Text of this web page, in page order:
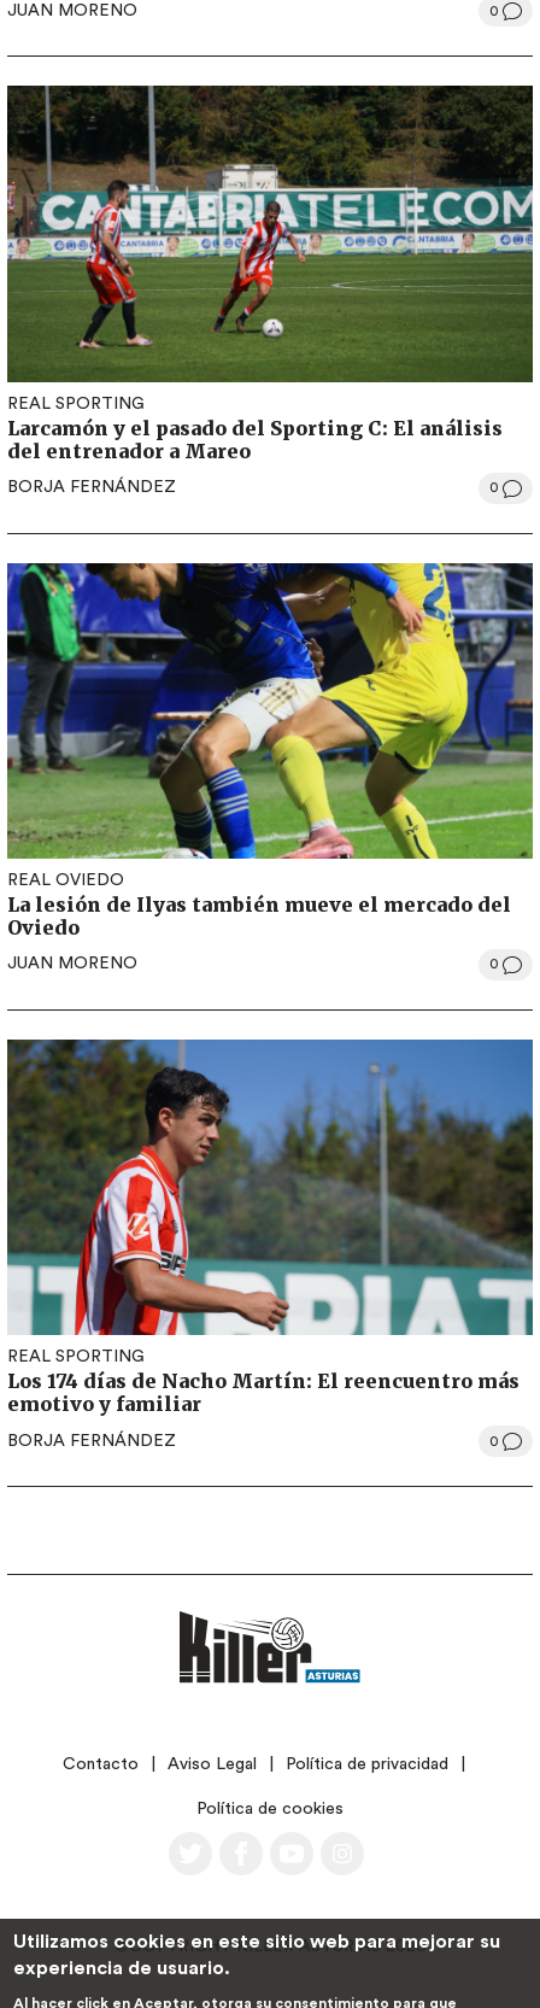
JUAN MORENO 0
REAL SPORTING
Larcamón y el pasado del Sporting C: El análisis
del entrenador a Mareo
BORJA FERNÁNDEZ 0
REAL OVIEDO
La lesión de Ilyas también mueve el mercado del
Oviedo
JUAN MORENO 0
REAL SPORTING
Los 174 días de Nacho Martín: El reencuentro más
emotivo y familiar
BORJA FERNÁNDEZ 0
LEGALContacto Aviso Legal Política de privacidad
Política de cookies
©COPYRIGHT KILLER ASTURIAS 2026
Utilizamos cookies en este sitio web para mejorar su
experiencia de usuario.
Al hacer click en Aceptar, otorga su consentimiento para que